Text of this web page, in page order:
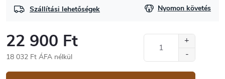
Szállítási lehetőségek Nyomon követés
22 900 Ft
18 032 Ft ÁFA nélkül